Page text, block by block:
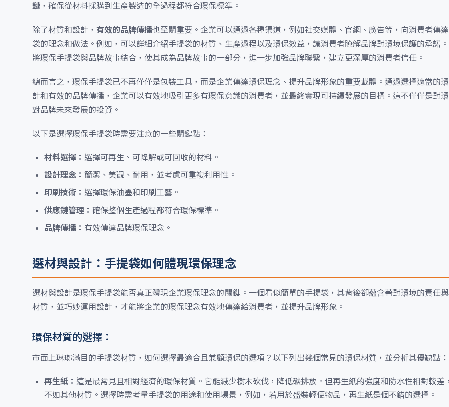
鏈 ，確保從材料採購到生產製造的全過程都符合環保標準。
除了材質和設計， 有效的品牌傳播也至關重要。企業可以通過各種渠道，例如社交媒體、官網、廣告等，向消費者傳
袋的理念和做法。例如，可以詳細介紹手提袋的材質、生產過程以及環保效益，讓消費者瞭解品牌對環境保護的承諾
將環保手提袋與品牌故事結合，使其成為品牌故事的一部分，進一步加強品牌聯繫，建立更深厚的消費者信任。
總而言之，環保手提袋已不再僅僅是包裝工具，而是企業傳達環保理念、提升品牌形象的重要載體。通過選擇適當的
計和有效的品牌傳播，企業可以有效地吸引更多有環保意識的消費者，並最終實現可持續發展的目標。這不僅僅是對
對品牌未來發展的投資。
以下是選擇環保手提袋時需要注意的一些關鍵點：
材料選擇： 選擇可再生、可降解或可回收的材料。
設計理念： 簡潔、美觀、耐用，並考慮可重複利用性。
印刷技術： 選擇環保油墨和印刷工藝。
供應鏈管理： 確保整個生產過程都符合環保標準。
品牌傳播： 有效傳達品牌環保理念。
選材與設計：手提袋如何體現環保理念
選材與設計是環保手提袋能否真正體現企業環保理念的關鍵。一個看似簡單的手提袋，其背後卻蘊含著對環境的責任
材質，並巧妙運用設計，才能將企業的環保理念有效地傳達給消費者，並提升品牌形象。
環保材質的選擇：
市面上琳瑯滿目的手提袋材質，如何選擇最適合且兼顧環保的選項？以下列出幾個常見的環保材質，並分析其優缺點：
再生紙： 這是最常見且相對經濟的環保材質。它能減少樹木砍伐，降低碳排放。但再生紙的強度和防水性相對較差
不如其他材質。選擇時需考量手提袋的用途和使用場景，例如，若用於盛裝輕便物品，再生紙是個不錯的選擇。